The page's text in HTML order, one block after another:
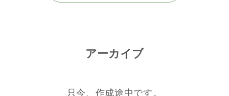
アーカイブ
只今、作成途中です。